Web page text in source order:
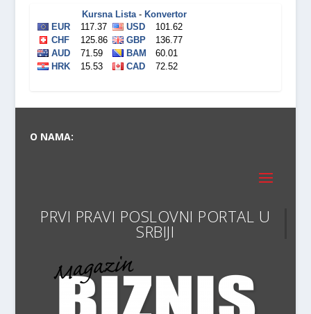
O NAMA:
PRVI PRAVI POSLOVNI PORTAL U